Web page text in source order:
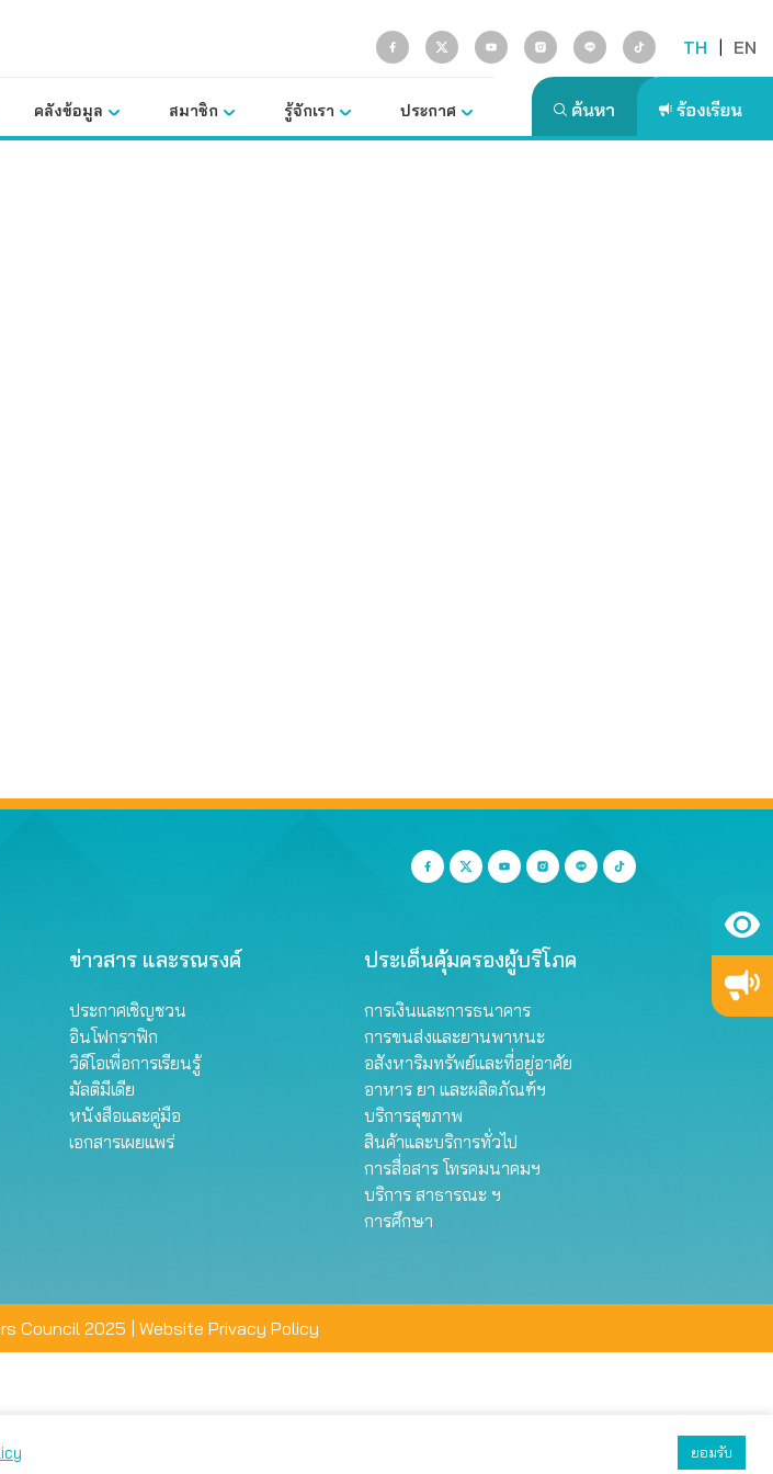
TH | EN
คลังข้อมูล สมาชิก รู้จักเรา ประกาศ
ข่าวสาร และรณรงค์
ประกาศเชิญชวน
อินโฟกราฟิก
วิดีโอเพื่อการเรียนรู้
มัลติมีเดีย
หนังสือและคู่มือ
เอกสารเผยแพร่
ประเด็นคุ้มครองผู้บริโภค
การเงินและการธนาคาร
การขนส่งและยานพาหนะ
อสังหาริมทรัพย์และที่อยู่อาศัย
อาหาร ยา และผลิตภัณฑ์ฯ
บริการสุขภาพ
สินค้าและบริการทั่วไป
การสื่อสาร โทรคมนาคมฯ
บริการ สาธารณะ ฯ
การศึกษา
Council 2025 | Website Privacy Policy
ยอมรับ
ส่วนตัวได้